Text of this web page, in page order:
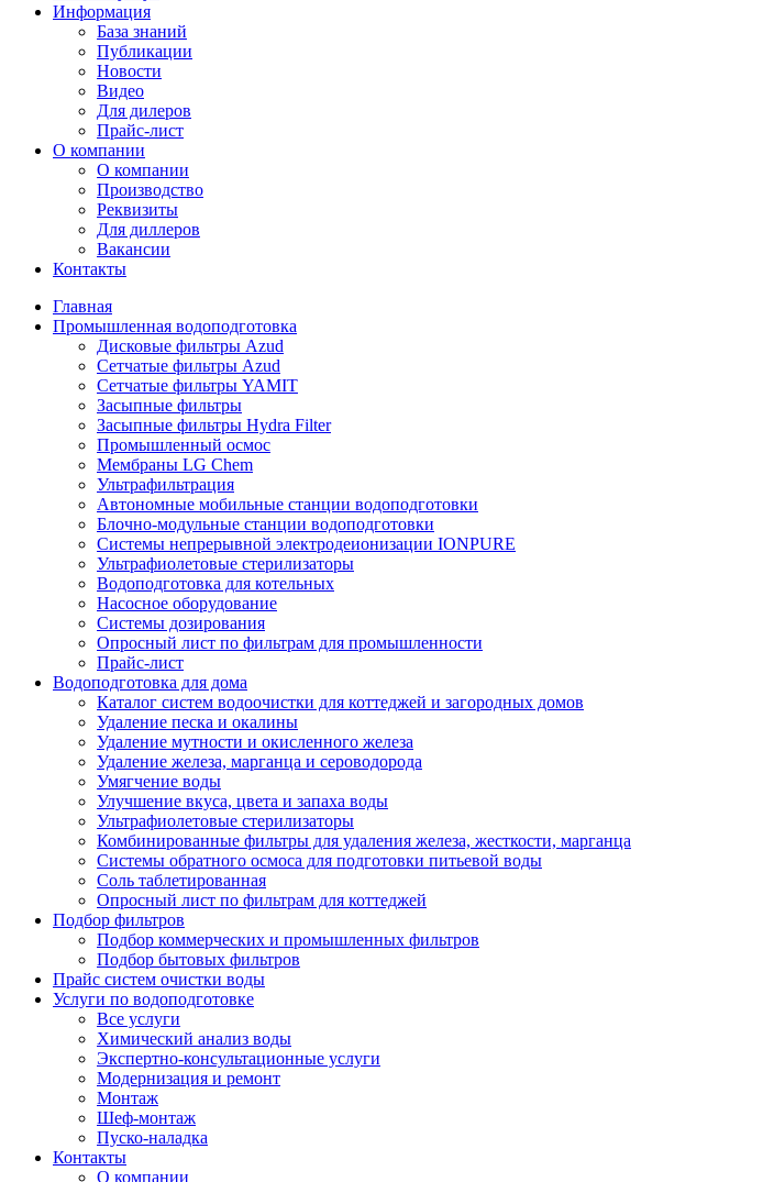
Информация
База знаний
Публикации
Новости
Видео
Для дилеров
Прайс-лист
О компании
О компании
Производство
Реквизиты
Для диллеров
Вакансии
Контакты
Главная
Промышленная водоподготовка
Дисковые фильтры Azud
Сетчатые фильтры Azud
Сетчатые фильтры YAMIT
Засыпные фильтры
Засыпные фильтры Hydra Filter
Промышленный осмос
Мембраны LG Chem
Ультрафильтрация
Автономные мобильные станции водоподготовки
Блочно-модульные станции водоподготовки
Системы непрерывной электродеионизации IONPURE
Ультрафиолетовые стерилизаторы
Водоподготовка для котельных
Насосное оборудование
Системы дозирования
Опросный лист по фильтрам для промышленности
Прайс-лист
Водоподготовка для дома
Каталог систем водоочистки для коттеджей и загородных домов
Удаление песка и окалины
Удаление мутности и окисленного железа
Удаление железа, марганца и сероводорода
Умягчение воды
Улучшение вкуса, цвета и запаха воды
Ультрафиолетовые стерилизаторы
Комбинированные фильтры для удаления железа, жесткости, марганца
Системы обратного осмоса для подготовки питьевой воды
Соль таблетированная
Опросный лист по фильтрам для коттеджей
Подбор фильтров
Подбор коммерческих и промышленных фильтров
Подбор бытовых фильтров
Прайс систем очистки воды
Услуги по водоподготовке
Все услуги
Химический анализ воды
Экспертно-консультационные услуги
Модернизация и ремонт
Монтаж
Шеф-монтаж
Пуско-наладка
Контакты
О компании